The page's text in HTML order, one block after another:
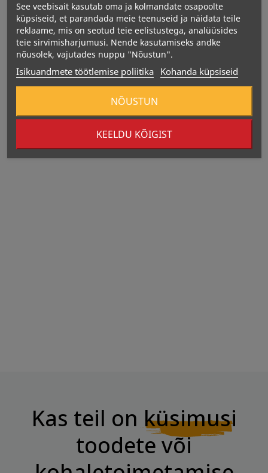
Allergeenide hoiatused:
Kas teil on küsimusi
toodete või
See veebisait kasutab oma ja kolmandate osapoolte
küpsiseid, et parandada meie teenuseid ja näidata teile
reklaame, mis on seotud teie eelistustega, analüüsides
teie sirvimisharjumusi. Nende kasutamiseks andke
nõusolek, vajutades nuppu "Nõustun".
Isikuandmete töötlemise poliitika Kohanda küpsiseid
KEELDU KÕIGIST
NÕUSTUN